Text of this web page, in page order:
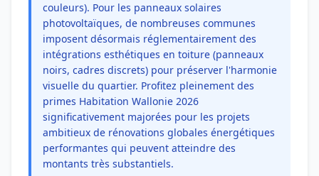
couleurs). Pour les panneaux solaires
photovoltaïques, de nombreuses communes
imposent désormais réglementairement des
intégrations esthétiques en toiture (panneaux
noirs, cadres discrets) pour préserver l'harmonie
visuelle du quartier. Profitez pleinement des
primes Habitation Wallonie 2026
significativement majorées pour les projets
ambitieux de rénovations globales énergétiques
performantes qui peuvent atteindre des
montants très substantiels.